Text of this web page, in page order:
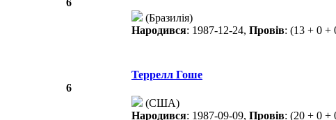
(Бразилія)
Народився: 1987-12-24, Провів: (13 + 0 +
6
Террелл Гоше
(США)
Народився: 1987-09-09, Провів: (20 + 0 +